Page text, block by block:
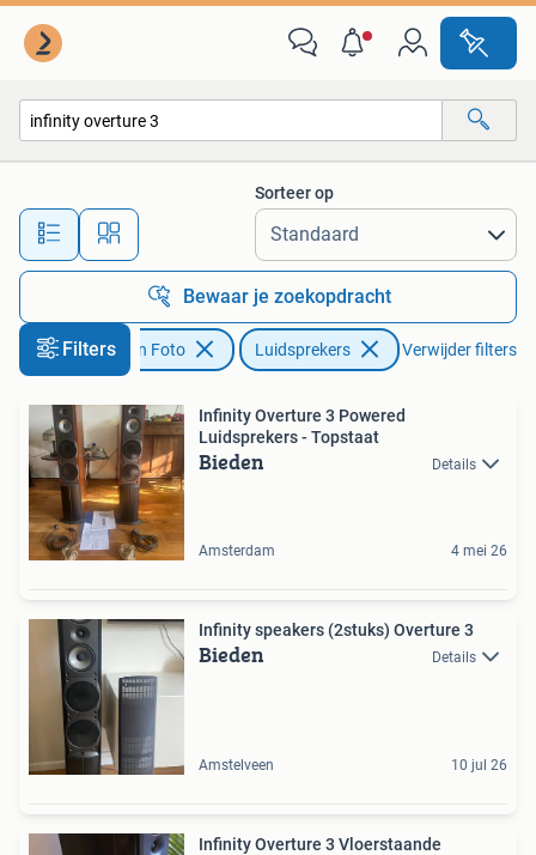
Alle afstanden…
Sorteer op
Bewaar je zoekopdracht
Filters
Audio, Tv en Foto Luidsprekers Verwijder filters
Infinity Overture 3 Powered
Luidsprekers - Topstaat
Bieden Details
Amsterdam 4 mei 26
Infinity speakers (2stuks) Overture 3
Bieden Details
Amstelveen 10 jul 26
Infinity Overture 3 Vloerstaande